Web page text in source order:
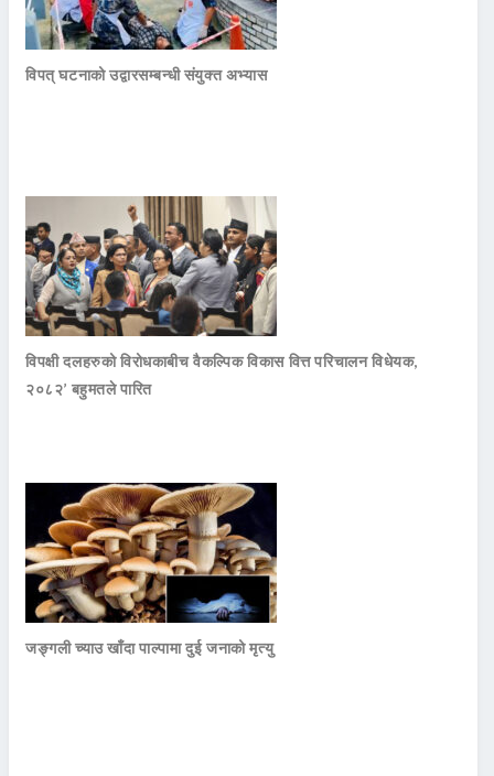
विपत् घटनाको उद्वारसम्बन्धी संयुक्त अभ्यास
विपक्षी दलहरुको विरोधकाबीच वैकल्पिक विकास वित्त परिचालन विधेयक,
२०८२’ बहुमतले पारित
जङ्गली च्याउ खाँदा पाल्पामा दुई जनाको मृत्यु